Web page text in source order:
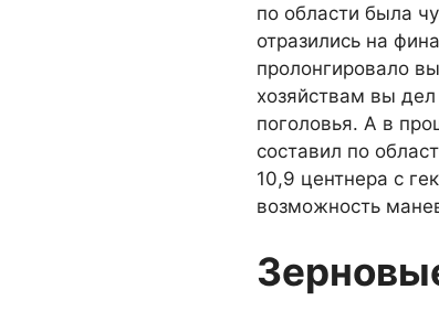
по области была
отразились на
пролонги­ровало
хозяйствам вы
поголовья. А в
составил по
10,9 центнера с
возможность